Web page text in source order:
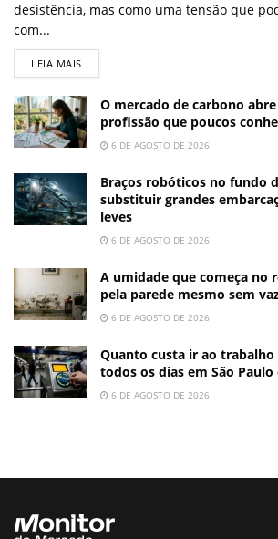
desistência, mas como uma tensão que
com...
LEIA MAIS
O mercado de carbono
profissão que poucos
6 DE AGOSTO DE 2026
Braços robóticos no fundo
substituir grandes
leves
6 DE AGOSTO DE 2026
A umidade que começa no
pela parede mesmo sem
6 DE AGOSTO DE 2026
Quanto custa ir ao
todos os dias em São Paulo
6 DE AGOSTO DE 2026